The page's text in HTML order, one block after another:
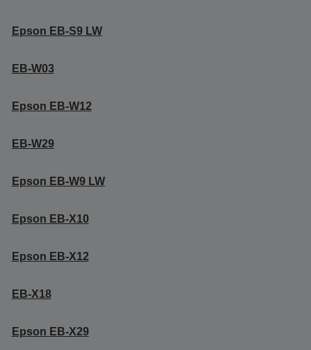
Epson EB-S9 LW
EB-W03
Epson EB-W12
EB-W29
Epson EB-W9 LW
Epson EB-X10
Epson EB-X12
EB-X18
Epson EB-X29